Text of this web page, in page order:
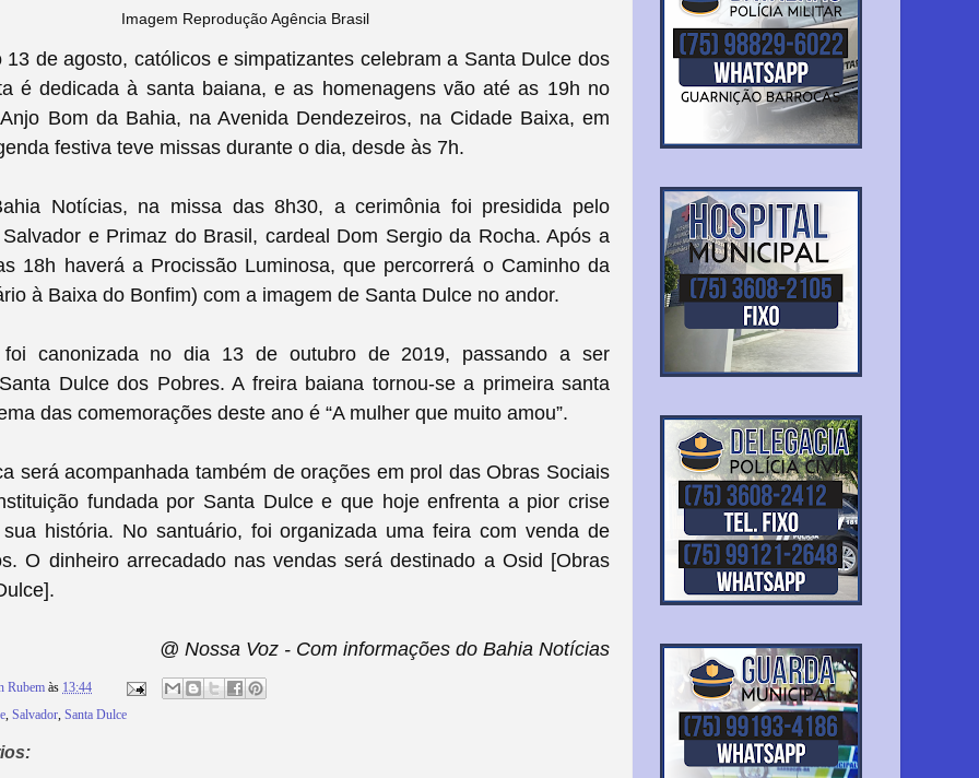
Imagem Reprodução Agência Brasil
13 de agosto, católicos e simpatizantes celebram a Santa Dulce dos
é dedicada à santa baiana, e as homenagens vão até as 19h no
Bom da Bahia, na Avenida Dendezeiros, na Cidade Baixa, em
festiva teve missas durante o dia, desde às 7h.
Notícias, na missa das 8h30, a cerimônia foi presidida pelo
e Primaz do Brasil, cardeal Dom Sergio da Rocha. Após a
18h haverá a Procissão Luminosa, que percorrerá o Caminho da
à Baixa do Bonfim) com a imagem de Santa Dulce no andor.
foi canonizada no dia 13 de outubro de 2019, passando a ser
Dulce dos Pobres. A freira baiana tornou-se a primeira santa
das comemorações deste ano é “A mulher que muito amou”.
será acompanhada também de orações em prol das Obras Sociais
fundada por Santa Dulce e que hoje enfrenta a pior crise
história. No santuário, foi organizada uma feira com venda de
O dinheiro arrecadado nas vendas será destinado a Osid [Obras
@ Nossa Voz - Com informações do Bahia Notícias
Rubem às 13:44
, Salvador, Santa Dulce